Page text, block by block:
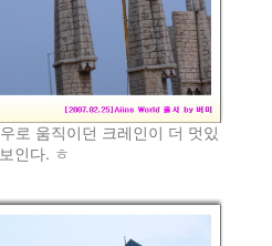
로 움직이던 크레인이 더 멋있
인다. ㅎ